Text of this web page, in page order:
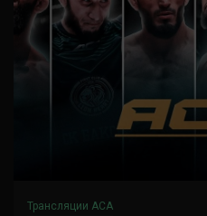
Трансляции ACA